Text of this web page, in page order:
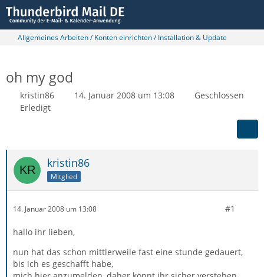
Allgemeines Arbeiten / Konten einrichten / Installation & Update
oh my god
kristin86 14. Januar 2008 um 13:08
Geschlossen
Erledigt
kristin86
Mitglied
14. Januar 2008 um 13:08 #1
hallo ihr lieben,
nun hat das schon mittlerweile fast eine stunde gedauert,
bis ich es geschafft habe,